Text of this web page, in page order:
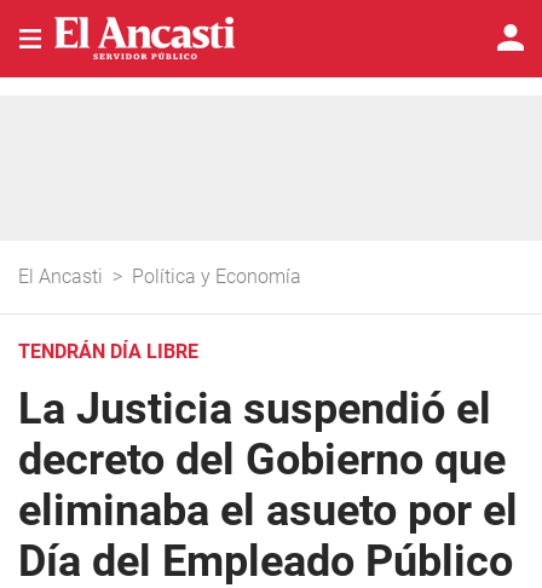
El Ancasti > Política y Economía
TENDRÁN DÍA LIBRE
La Justicia suspendió el
decreto del Gobierno que
eliminaba el asueto por el
Día del Empleado Público